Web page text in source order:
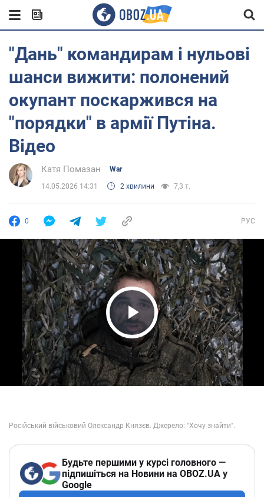
"Дань" командирам і нульові
шанси вижити: полонений
окупант поскаржився на
"порядки" в армії Путіна.
Відео
Катя Помазан War
14.05.2026 14:31 2 хвилини 7,3 т.
0 РУС
Play Video
Будьте першими у курсі головного —
підпишіться на Новини на OBOZ.UA у
Google